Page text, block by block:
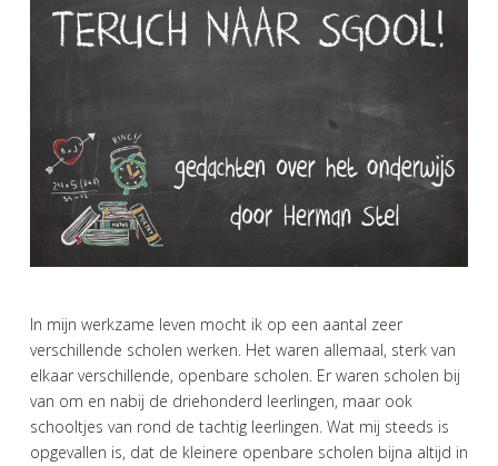
In mijn werkzame leven mocht ik op een aantal zeer
verschillende scholen werken. Het waren allemaal, sterk van
elkaar verschillende, openbare scholen. Er waren scholen bij
van om en nabij de driehonderd leerlingen, maar ook
schooltjes van rond de tachtig leerlingen. Wat mij steeds is
opgevallen is, dat de kleinere openbare scholen bijna altijd in